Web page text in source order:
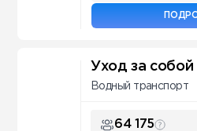
Уход за собой
Водный транспорт
64 175